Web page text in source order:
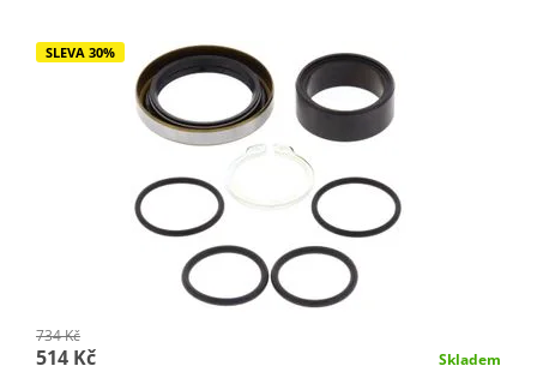
SLEVA 30%
734 Kč
514 Kč Skladem